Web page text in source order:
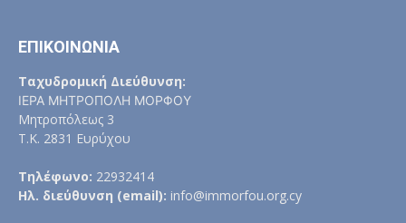
ΕΠΙΚΟΙΝΩΝΙΑ
Ταχυδρομική Διεύθυνση:
ΙΕΡΑ ΜΗΤΡΟΠΟΛΗ ΜΟΡΦΟΥ
Μητροπόλεως 3
Τ.Κ. 2831 Ευρύχου
Τηλέφωνο: 22932414
Ηλ. διεύθυνση (email): info@immorfou.org.cy